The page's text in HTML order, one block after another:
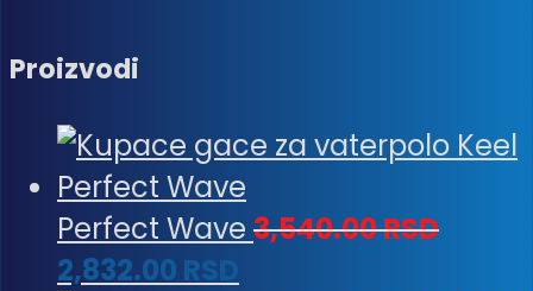
Proizvodi
Perfect Wave 3,540.00RSD
2,832.00 RSD